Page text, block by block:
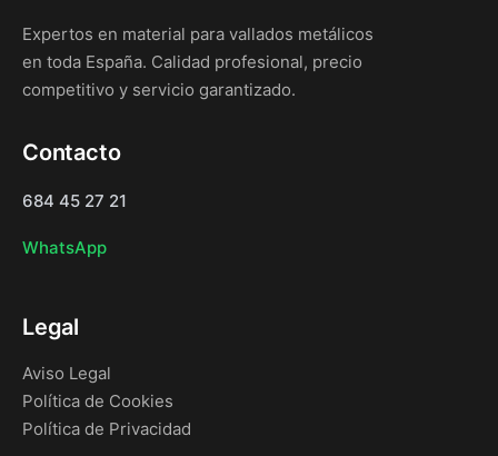
Expertos en material para vallados metálicos
en toda España. Calidad profesional, precio
competitivo y servicio garantizado.
Contacto
684 45 27 21
WhatsApp
Legal
Aviso Legal
Política de Cookies
Política de Privacidad